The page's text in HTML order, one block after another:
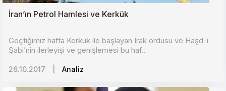
İran’ın Petrol Hamlesi ve Kerkük
Geçtiğimiz hafta Kerkük ile başlayan Irak ordusu ve Haşd-i
Şabi’nin ilerleyişi ve genişlemesi bu haf..
26.10.2017 Analiz